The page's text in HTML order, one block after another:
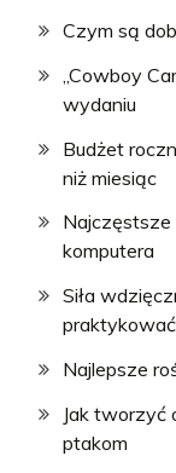
Czym są
„Cowboy
wydaniu
Budżet
niż miesiąc
Najczęstsze
komputera
Siła
praktykować
Najlepsze
Jak tworzyć
ptakom